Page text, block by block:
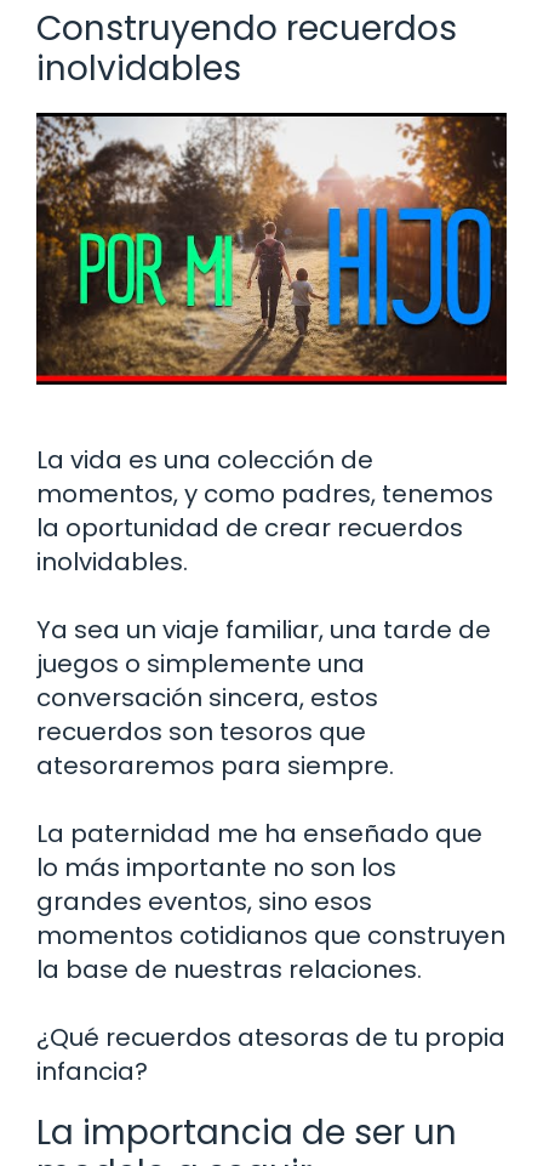
Construyendo recuerdos
inolvidables
La vida es una colección de
momentos, y como padres, tenemos
la oportunidad de crear recuerdos
inolvidables.
Ya sea un viaje familiar, una tarde de
juegos o simplemente una
conversación sincera, estos
recuerdos son tesoros que
atesoraremos para siempre.
La paternidad me ha enseñado que
lo más importante no son los
grandes eventos, sino esos
momentos cotidianos que construyen
la base de nuestras relaciones.
¿Qué recuerdos atesoras de tu propia
infancia?
La importancia de ser un